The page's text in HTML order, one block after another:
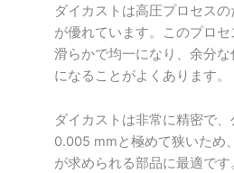
ダイカストは高圧プロセス
が優れています。このプロ
滑らかで均一になり、余分
になることがよくあります。
ダイカストは非常に精密で
0.005 mmと極めて狭いため
が求められる部品に最適で